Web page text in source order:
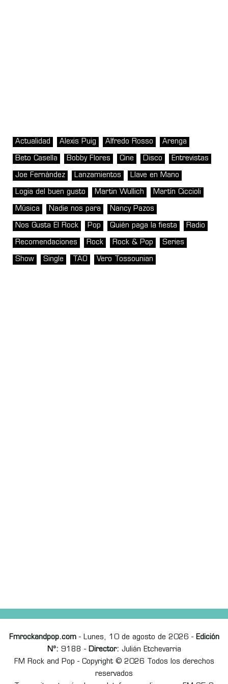
Actualidad Alexis Puig Alfredo Rosso Arenga
Beto Casella Bobby Flores Cine Disco Entrevistas
Joe Fernández Lanzamientos Llave en Mano
Logia del buen gusto Martin Wullich Martín Ciccioli
Música Nadie nos para Nancy Pazos
Nos Gusta El Rock Pop Quién paga la fiesta Radio
Recomendaciones Rock Rock & Pop Series
Show Single TAO Vero Tossounian
Fmrockandpop.com- Lunes, 10 de agosto de 2026 - Edición
Nº: 9188 - Director: Julián Etchevarria
FM Rock and Pop - Copyright © 2026 Todos los derechos
reservados